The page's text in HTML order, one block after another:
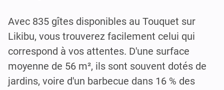
Avec 835 gîtes disponibles au Touquet sur
Likibu, vous trouverez facilement celui qui
correspond à vos attentes. D'une surface
moyenne de 56 m², ils sont souvent dotés de
jardins, voire d'un barbecue dans 16 % des